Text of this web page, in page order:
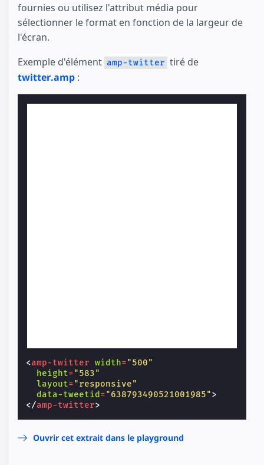
fournies ou utilisez l'attribut média pour
sélectionner le format en fonction de la largeur de
l'écran.
Exemple d'élément amp-twitter tiré de
twitter.amp :
<amp-twitter width="500"
height="583"
layout="responsive"
data-tweetid ="638793490521001985">
</amp-twitter>
Ouvrir cet extrait dans le playground